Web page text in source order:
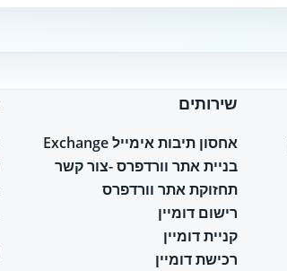
שירותים
אחסון תיבות אימייל Exchange
בניית אתר וורדפרס -צור קשר
תחזוקת אתר וורדפרס
רישום דומיין
קניית דומיין
רכישת דומיין